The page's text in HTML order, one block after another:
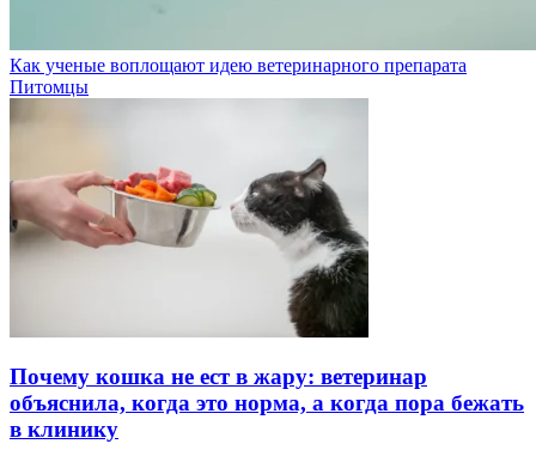
Как ученые воплощают идею ветеринарного препарата
Питомцы
Почему кошка не ест в жару: ветеринар
объяснила, когда это норма, а когда пора бежать
в клинику